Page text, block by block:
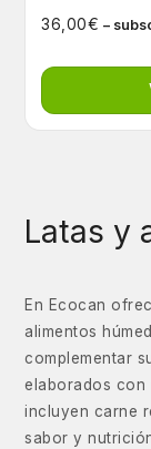
36,00€ –
Latas y
En Ecocan
alimentos
complementar
elaborados con
incluyen carne
sabor y